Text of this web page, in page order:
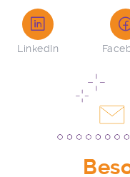
LinkedIn